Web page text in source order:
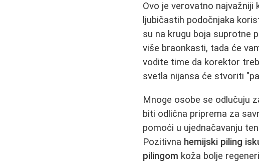
Ovo je verovatno najvažniji
ljubičastih podočnjaka
su na krugu boja suprotne
više braonkasti, tada će
vodite time da korektor
svetla nijansa će stvoriti
Mnoge osobe se odlučuju
biti odlična priprema za
pomoći u ujednačavanju
Pozitivna hemijski piling
pilingom koža bolje